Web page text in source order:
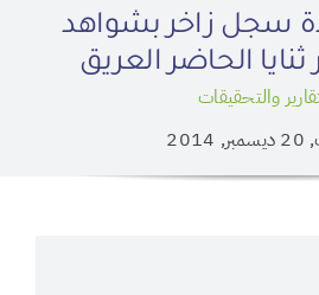
سجل زاخر بشواهد
الحاضر العريق
والتحقيقات